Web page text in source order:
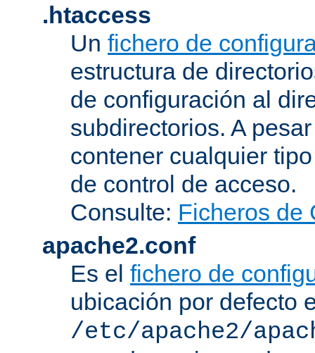
.htaccess
Un fichero de
estructura de
de configuración al
subdirectorios. A
contener cualquier
de control de acceso.
Consulte: Ficheros de
apache2.conf
Es el fichero de
ubicación por defecto
/etc/apache2/